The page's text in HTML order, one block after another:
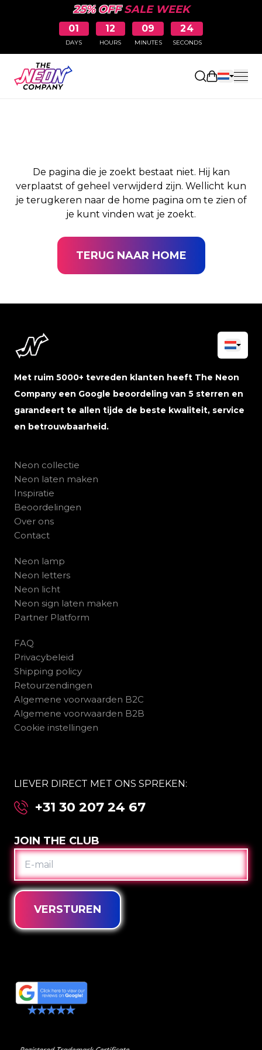
25% OFFSALE WEEK
01
DAYS
12
HOURS
09
MINUTES
24
SECONDS
PAGINA NIET
De pagina die je zoekt bestaat niet. Hij kan
verplaatst of geheel verwijderd zijn. Wellicht kun
je terugkeren naar de home pagina om te zien of
je kunt vinden wat je zoekt.
TERUG NAAR HOME
Met ruim 5000+ tevreden klanten heeft The Neon
Company een Google beoordeling van 5 sterren en
garandeert te allen tijde de beste kwaliteit, service
en betrouwbaarheid.
Neon collectie
Neon laten maken
Inspiratie
Beoordelingen
Over ons
Contact
Neon lamp
Neon letters
Neon licht
Neon sign laten maken
Partner Platform
FAQ
Privacybeleid
Shipping policy
Retourzendingen
Algemene voorwaarden B2C
Algemene voorwaarden B2B
Cookie instellingen
LIEVER DIRECT MET ONS SPREKEN:
+31 30 207 24 67
JOIN THE CLUB
E-
MAIL
VERSTUREN